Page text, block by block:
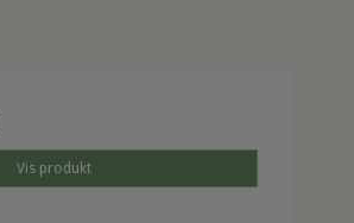
Vis produkt